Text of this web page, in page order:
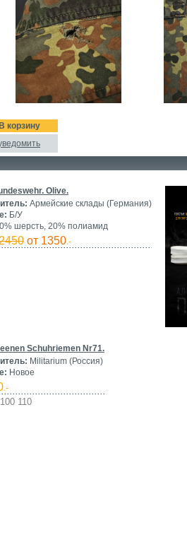
В корзину
Olive.
Армейские склады (Германия)
Б/У
шерсть, 20% полиамид
от 1350.-
Schuhriemen Nr71.
Militarium (Россия)
Новое
.-
110